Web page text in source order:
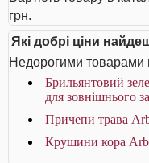
грн.
Які добрі ціни
Недорогими товарами в
Брильянтовий
для зовнішнього
Причепи трава
Крушини кора